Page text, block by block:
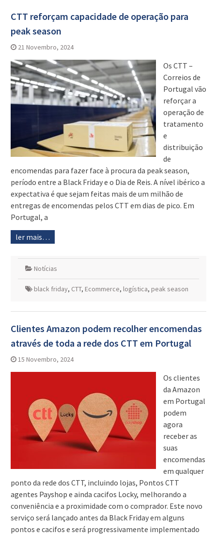
CTT reforçam capacidade de operação para
peak season
21 Novembro, 2024
Os CTT –
Correios de
Portugal vão
reforçar a
operação de
tratamento
e
distribuição
de
encomendas para fazer face à procura da peak season,
período entre a Black Friday e o Dia de Reis. A nível ibérico a
expectativa é que sejam feitas mais de um milhão de
entregas de encomendas pelos CTT em dias de pico. Em
Portugal, a
ler mais…
Notícias
black friday, CTT, Ecommerce, logística, peak season
Clientes Amazon podem recolher encomendas
através de toda a rede dos CTT em Portugal
15 Novembro, 2024
Os clientes
da Amazon
em Portugal
podem
agora
receber as
suas
encomendas
em qualquer
ponto da rede dos CTT, incluindo lojas, Pontos CTT
agentes Payshop e ainda cacifos Locky, melhorando a
conveniência e a proximidade com o comprador. Este novo
serviço será lançado antes da Black Friday em alguns
pontos e cacifos e será progressivamente implementado